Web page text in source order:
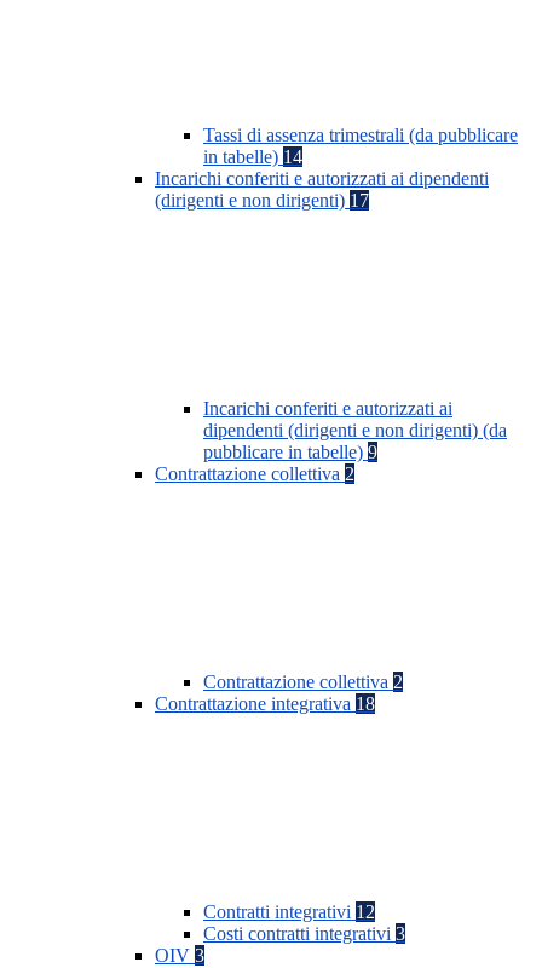
Tassi di assenza trimestrali (da pubblicare
in tabelle) 14
Incarichi conferiti e autorizzati ai dipendenti
(dirigenti e non dirigenti) 17
Incarichi conferiti e autorizzati ai
dipendenti (dirigenti e non dirigenti) (da
pubblicare in tabelle) 9
Contrattazione collettiva 2
Contrattazione collettiva 2
Contrattazione integrativa 18
Contratti integrativi 12
Costi contratti integrativi 3
OIV 3